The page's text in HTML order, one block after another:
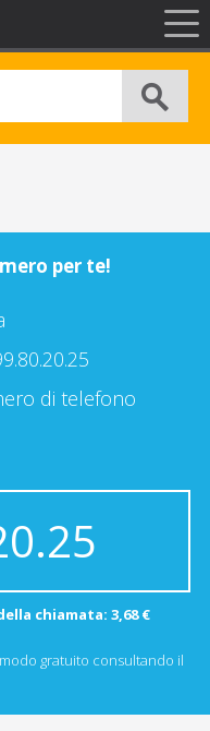
per te!
di telefono
chiamata: 3,68 €
gratuito consultando il